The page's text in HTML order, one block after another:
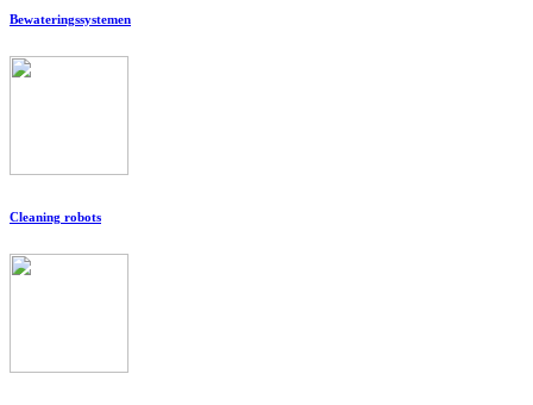
Bewateringssystemen
Cleaning robots